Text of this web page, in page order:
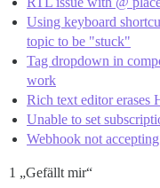
Using keyboard
topic to be "stuck"
Tag dropdown in
work
Rich text editor erases
Unable to set
Webhook not
1 „Gefällt mir“